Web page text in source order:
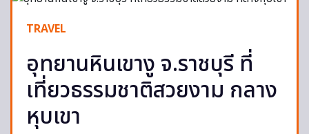
TRAVEL
อุทยานหินเขางู จ.ราชบุรี ที่
เที่ยวธรรมชาติสวยงาม กลาง
หุบเขา